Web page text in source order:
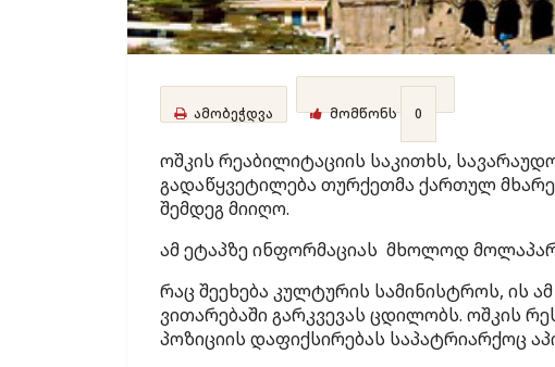
ამობეჭდვა მომწონს 0
ოშკის რეაბილიტაციის საკითხს,
გადაწყვეტილება თურქეთმა ქართულ
შემდეგ მიიღო.
ამ ეტაპზე ინფორმაციას მხოლოდ
რაც შეეხება კულტურის სამინისტროს, ის
ვითარებაში გარკვევას ცდილობს. ოშკის
პოზიციის დაფიქსირებას საპატრიარქოც